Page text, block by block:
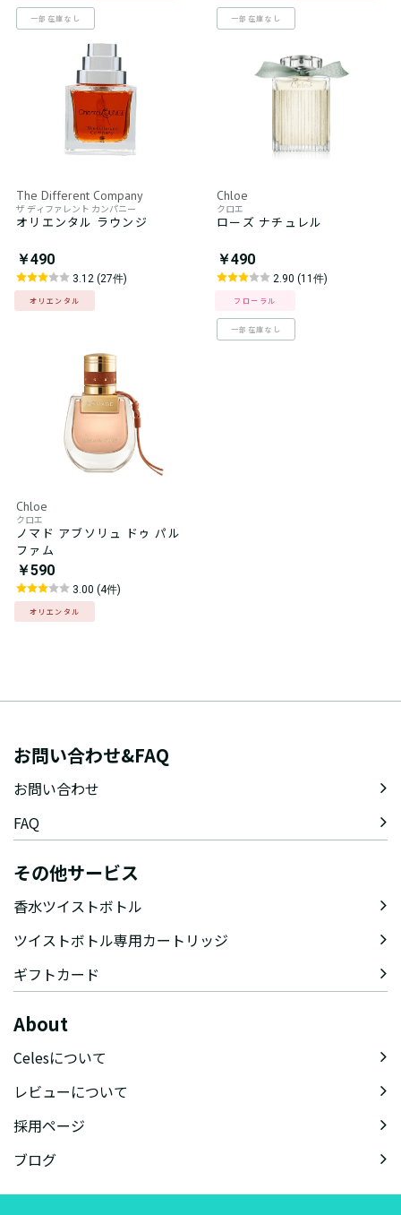
一部在庫なし 一部在庫なし
The Different Company
ザ ディファレント カンパニー
オリエンタル ラウンジ
￥490
3.12 (27件)
オリエンタル
Chloe
クロエ
ローズ ナチュレル
￥490
2.90 (11件)
フローラル
一部在庫なし
Chloe
クロエ
ノマド アブソリュ ドゥ パル
ファム
￥590
3.00 (4件)
オリエンタル
お問い合わせ&FAQ
お問い合わせ
FAQ
その他サービス
香水ツイストボトル
ツイストボトル専用カートリッジ
ギフトカード
About
Celesについて
レビューについて
採用ページ
ブログ